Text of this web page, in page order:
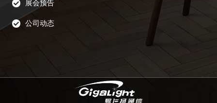
展会预告
公司动态